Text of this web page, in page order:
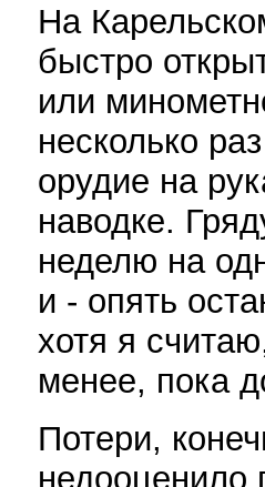
На
быстро
или
несколько
орудие на
наводке.
неделю на
и - опять
хотя я
менее, пока
Потери,
недооценило